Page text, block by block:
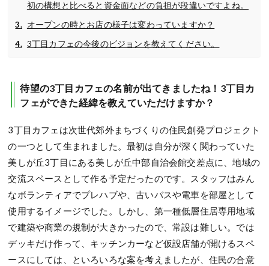
初の構想と比べると資金面などの負担が段違いですよね。
オープンの時とお店の様子は変わっていますか？
3丁目カフェの今後のビジョンを教えてください。
待望の3丁目カフェの名前が出てきましたね！3丁目カ
フェができた経緯を教えていただけますか？
3丁目カフェは次世代郊外まちづくりの住民創発プロジェクト
の一つとして生まれました。最初は自分が深く関わっていた
美しが丘3丁目にある美しが丘中部自治会館交差点に、地域の
交流スペースとして作る予定だったのです。スタッフはみん
なボランティアでプレハブや、古いバスや電車を部屋として
使用するイメージでした。しかし、第一種低層住居専用地域
で建築や商業の規制が大きかったので、常設は難しい。では
デッキだけ作って、キッチンカーなど仮設店舗が開けるスペ
ースにしては、といろいろな案を考えましたが、住民の合意